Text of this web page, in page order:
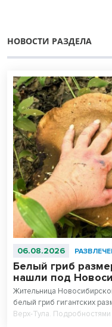
НОВОСТИ РАЗДЕЛА
06.08.2026
Белый гриб
нашли под
Жительница
белый гриб гигантских
Верх-Тула.